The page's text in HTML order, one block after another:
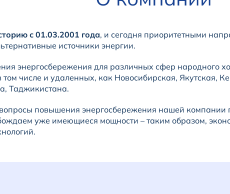
с 01.03.2001 года, и сегодня приоритетными
источники энергии.
энергосбережения для различных сфер народного
числе и удаленных, как Новосибирская, Якутская,
Таджикистана.
повышения энергосбережения нашей компании
уже имеющиеся мощности – таким образом,